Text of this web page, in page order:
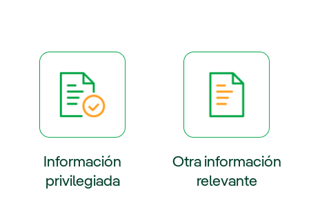
Información
privilegiada
Otra información
relevante